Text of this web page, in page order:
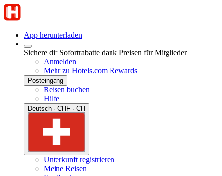
App herunterladen
Sichere dir Sofortrabatte dank Preisen für Mitglieder
Anmelden
Mehr zu Hotels.com Rewards
Posteingang
Reisen buchen
Hilfe
Deutsch · CHF · CH
Unterkunft registrieren
Meine Reisen